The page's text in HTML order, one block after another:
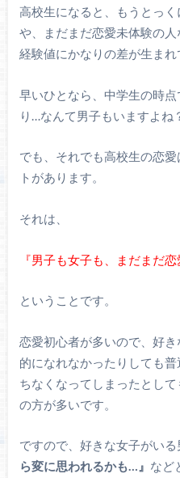
高校生になると、もうとっ
や、まだまだ恋愛未体験の
経験値にかなりの差が生まれ
早いひとなら、中学生の時
り…なんて男子もいますよね
でも、それでも高校生の恋
トがあります。
それは、
『男子も女子も、まだまだ恋
ということです。
恋愛初心者が多いので、好
的になれなかったりしても
ちなくなってしまったとし
の方が多いです。
ですので、好きな女子がいる
ら変に思われるかも…』 など